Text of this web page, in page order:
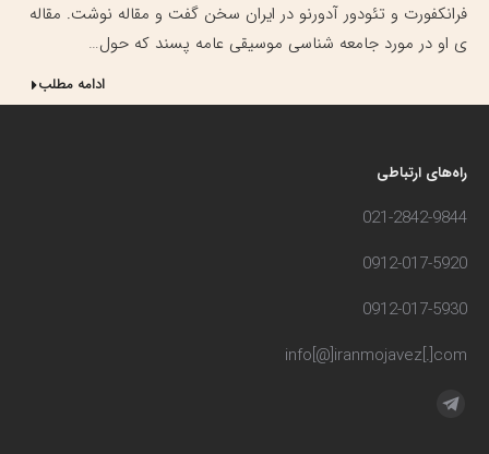
فرانکفورت و تئودور آدورنو در ایران سخن گفت و مقاله نوشت. مقاله
ی او در مورد جامعه شناسی موسیقی عامه پسند که حول…
ادامه مطلب
راه‌های ارتباطی
021-2842-9844
0912-017-5920
0912-017-5930
info[@]iranmojavez[.]com
مارا در اینجا پیدا کنید:
تلگرام